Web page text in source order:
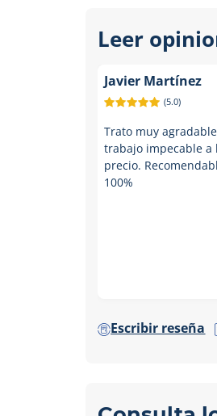
Leer
Javier Martínez
(5.0)
Trato muy
trabajo impecable a
precio.
100%
Escribir reseña